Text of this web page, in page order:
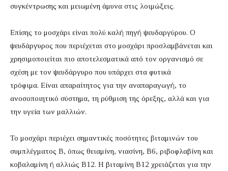
συγκέντρωσης και μειωμένη άμυνα στις λοιμώξεις.
Επίσης το μοσχάρι είναι πολύ καλή πηγή ψευδαργύρου. Ο
ψευδάργυρος που περιέχεται στο μοσχάρι προσλαμβάνεται και
χρησιμοποιείται πιο αποτελεσματικά από τον οργανισμό σε
σχέση με τον ψευδάργυρο που υπάρχει στα φυτικά
τρόφιμα. Είναι απαραίτητος για την αναπαραγωγή, το
ανοσοποιητικό σύστημα, τη ρύθμιση της όρεξης, αλλά και για
την υγεία των μαλλιών.
Το μοσχάρι περιέχει σημαντικές ποσότητες βιταμινών του
συμπλέγματος Β, όπως θειαμίνη, νιασίνη, Β6, ριβοφλαβίνη και
κοβαλαμίνη ή αλλιώς Β12. Η βιταμίνη Β12 χρειάζεται για την